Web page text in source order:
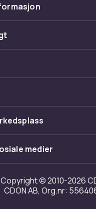
her
Center
medier
Copyright © 2010-2026
CDON AB, Org.nr: